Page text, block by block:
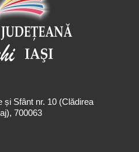
și Sfânt nr. 10 (Clădirea
700063